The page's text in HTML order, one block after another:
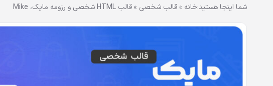
شما اینجا هستید:خانه »قالب شخصی »قالب HTML شخصی و رزومه مایک، Mike